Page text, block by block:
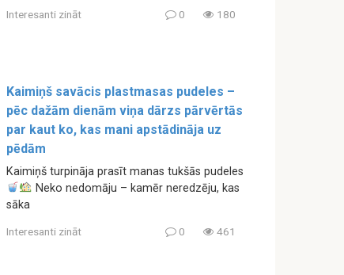
Interesanti zināt 0 180
Kaimiņš savācis plastmasas pudeles –
pēc dažām dienām viņa dārzs pārvērtās
par kaut ko, kas mani apstādināja uz
pēdām
Kaimiņš turpināja prasīt manas tukšās pudeles
Neko nedomāju – kamēr neredzēju, kas
sāka
Interesanti zināt 0 461